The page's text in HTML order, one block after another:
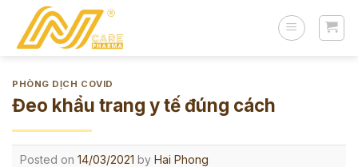
content
PHÒNG DỊCH COVID
Đeo khẩu trang y tế đúng cách
Posted on 14/03/2021 by Hai Phong